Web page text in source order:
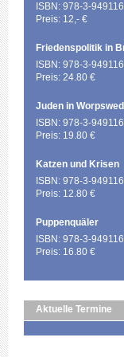
ISBN: 978-3-
Preis: 12,- €
Friedenspolitik in
ISBN: 978-3-
Preis: 24.80 €
Juden in
ISBN: 978-3-
Preis: 19.80 €
Katzen und Krisen
ISBN: 978-3-
Preis: 12.80 €
Puppenquäler
ISBN: 978-3-
Preis: 16.80 €
Aktuelle Termine